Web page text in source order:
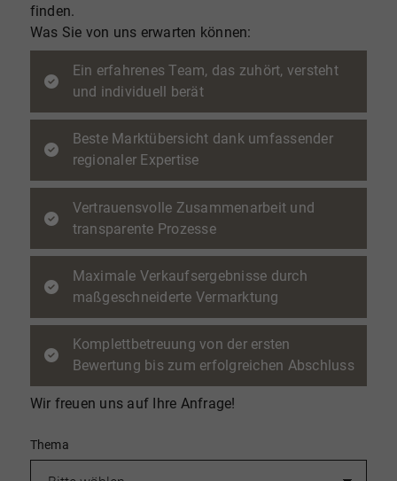
finden.
Was Sie von uns erwarten können:
Ein erfahrenes Team, das zuhört, versteht
und individuell berät
Beste Marktübersicht dank umfassender
regionaler Expertise
Vertrauensvolle Zusammenarbeit und
transparente Prozesse
Maximale Verkaufsergebnisse durch
maßgeschneiderte Vermarktung
Komplettbetreuung von der ersten
Bewertung bis zum erfolgreichen Abschluss
Wir freuen uns auf Ihre Anfrage!
Thema